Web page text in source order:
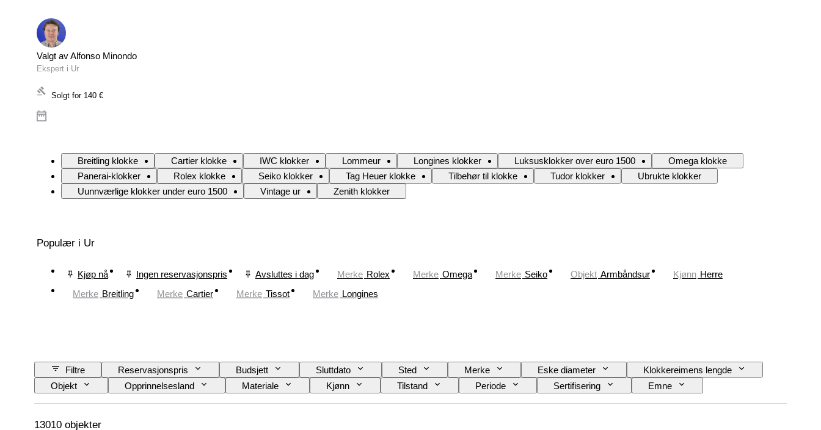
Valgt av Alfonso Minondo
Ekspert i Ur
Solgt for 140 €
Breitling klokke Cartier klokke IWC klokker Lommeur Longines klokker Luksusklokker over euro 1500
Omega klokke
Panerai-klokker
Rolex klokke Seiko klokker Tag Heuer klokke Tilbehør til klokke Tudor klokker
Ubrukte klokker
Uunnværlige klokker under euro 1500
Vintage ur Zenith klokker
Populær i Ur
Kjøp nå Ingen reservasjonspris Avsluttes i dag Merke Rolex Merke Omega Merke Seiko Objekt Armbåndsur Kjønn Herre
Merke Breitling Merke Cartier Merke Tissot Merke Longines
Filtre Reservasjonspris Budsjett Sluttdato Sted Merke Eske diameter
Klokkereimens lengde
Objekt
Opprinnelsesland Materiale Kjønn Tilstand Periode Sertifisering
Emne
Utgave nr
Språk Farge Urverk Klokkerem materiale Æra Power Reserve
Striking
13010 objekter